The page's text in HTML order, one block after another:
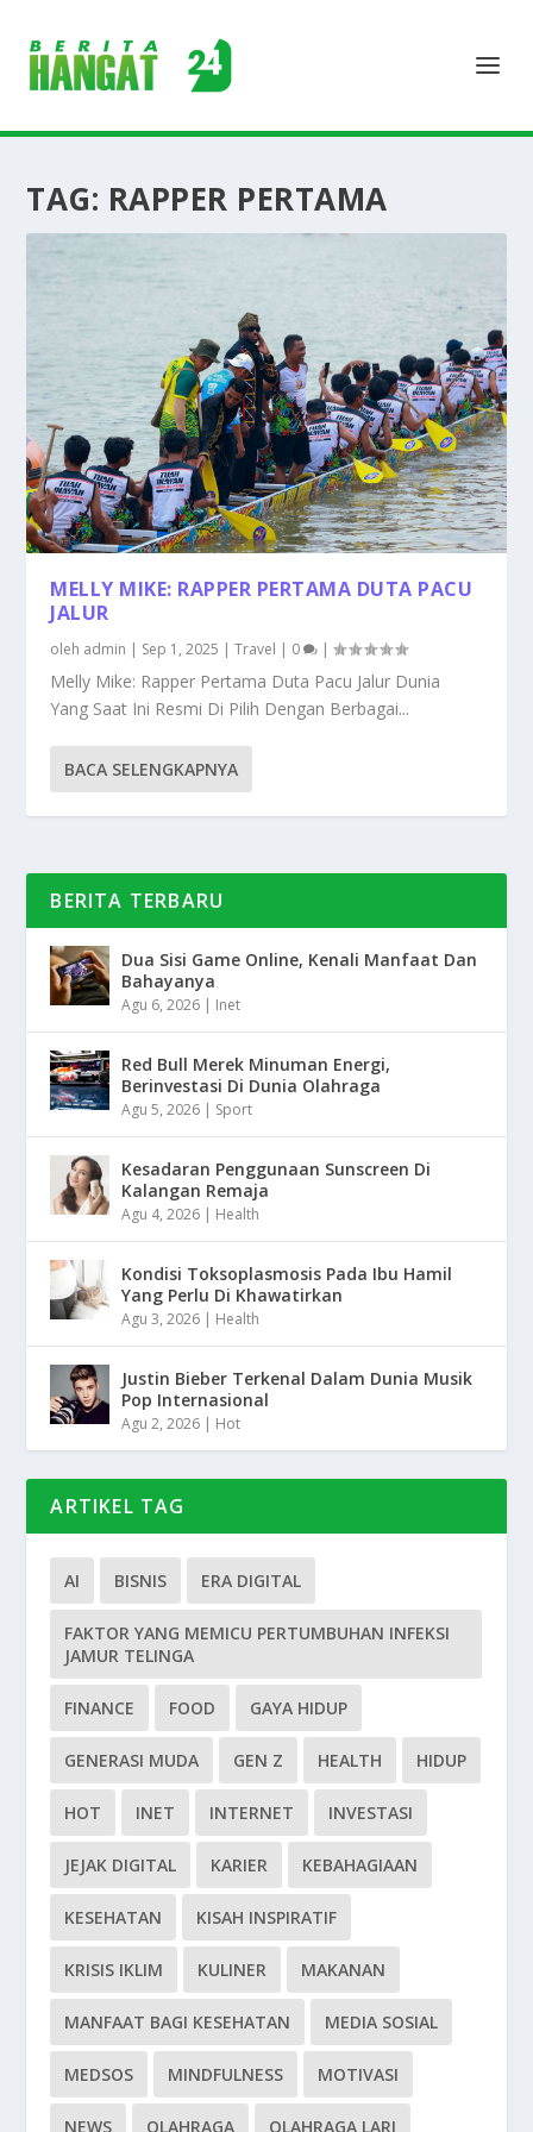
TAG: RAPPER PERTAMA
MELLY MIKE: RAPPER PERTAMA DUTA PACU
JALUR
oleh admin | Sep 1, 2025 |Travel | 0 |
Melly Mike: Rapper Pertama Duta Pacu Jalur Dunia
Yang Saat Ini Resmi Di Pilih Dengan Berbagai...
BACA SELENGKAPNYA
BERITA TERBARU
Dua Sisi Game Online, Kenali Manfaat Dan
Bahayanya
Agu 6, 2026 | Inet
Red Bull Merek Minuman Energi,
Berinvestasi Di Dunia Olahraga
Agu 5, 2026 | Sport
Kesadaran Penggunaan Sunscreen Di
Kalangan Remaja
Agu 4, 2026 | Health
Kondisi Toksoplasmosis Pada Ibu Hamil
Yang Perlu Di Khawatirkan
Agu 3, 2026 | Health
Justin Bieber Terkenal Dalam Dunia Musik
Pop Internasional
Agu 2, 2026 | Hot
ARTIKEL TAG
AI BISNIS ERA DIGITAL
FAKTOR YANG MEMICU PERTUMBUHAN INFEKSI
JAMUR TELINGA
FINANCE FOOD GAYA HIDUP
GENERASI MUDA GEN Z HEALTH HIDUP
HOT INET INTERNET INVESTASI
JEJAK DIGITAL KARIER KEBAHAGIAAN
KESEHATAN KISAH INSPIRATIF
KRISIS IKLIM KULINER MAKANAN
MANFAAT BAGI KESEHATAN MEDIA SOSIAL
MEDSOS MINDFULNESS MOTIVASI
NEWS OLAHRAGA OLAHRAGA LARI